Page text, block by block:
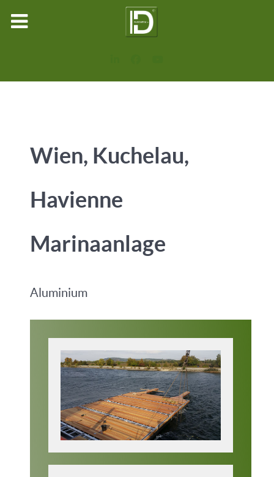
Wien, Kuchelau,
Havienne
Marinaanlage
Aluminium